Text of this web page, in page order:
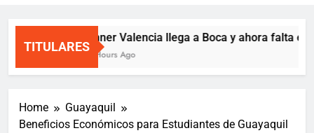
TITULARES
Enner Valencia llega a Boca y ahora falta el
2 Hours Ago
Home
Guayaquil
Beneficios Económicos para Estudiantes de Guayaquil